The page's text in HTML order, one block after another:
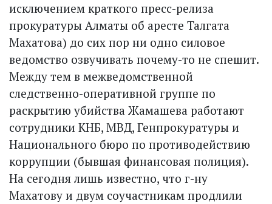
исключением краткого пресс-релиза
прокуратуры Алматы об аресте Талгата
Махатова) до сих пор ни одно силовое
ведомство озвучивать почему-то не спешит.
Между тем в межведомственной
следственно-оперативной группе по
раскрытию убийства Жамашева работают
сотрудники КНБ, МВД, Генпрокуратуры и
Национального бюро по противодействию
коррупции (бывшая финансовая полиция).
На сегодня лишь известно, что г-ну
Махатову и двум соучастникам продлили